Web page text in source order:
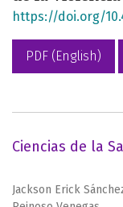
https://doi.org/
PDF (English)
Ciencias de la
Jackson Erick